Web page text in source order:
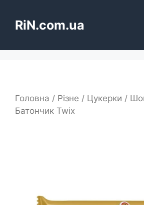
вмістуRiN.com.ua
Головна / Різне / Цукерки /
Батончик Twix